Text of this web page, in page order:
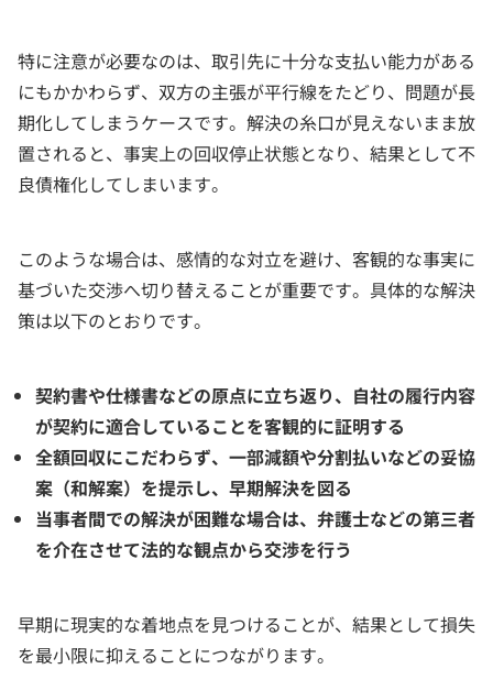
特に注意が必要なのは、取引先に十分な支払い能力がある
にもかかわらず、双方の主張が平行線をたどり、問題が長
期化してしまうケースです。解決の糸口が見えないまま放
置されると、事実上の回収停止状態となり、結果として不
良債権化してしまいます。
このような場合は、感情的な対立を避け、客観的な事実に
基づいた交渉へ切り替えることが重要です。具体的な解決
策は以下のとおりです。
契約書や仕様書などの原点に立ち返り、自社の履行内容
が契約に適合していることを客観的に証明する
全額回収にこだわらず、一部減額や分割払いなどの妥協
案（和解案）を提示し、早期解決を図る
当事者間での解決が困難な場合は、弁護士などの第三者
を介在させて法的な観点から交渉を行う
早期に現実的な着地点を見つけることが、結果として損失
を最小限に抑えることにつながります。